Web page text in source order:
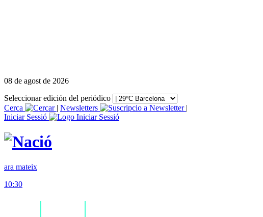
08 de agost de 2026
Seleccionar edición del periódico
Cerca
| Newsletters
|
Iniciar Sessió
ara mateix
10:30